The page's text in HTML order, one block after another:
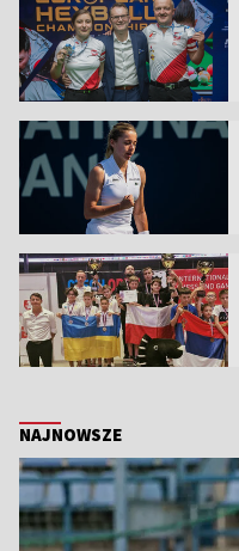
NAJNOWSZE